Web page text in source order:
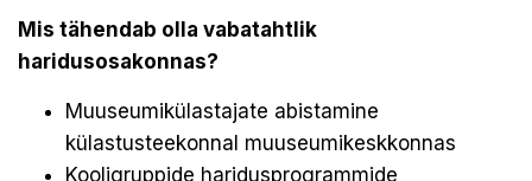
Mis tähendab olla vabatahtlik
haridusosakonnas?
Muuseumikülastajate abistamine
külastusteekonnal muuseumikeskkonnas
Kooligruppide haridusprogrammide